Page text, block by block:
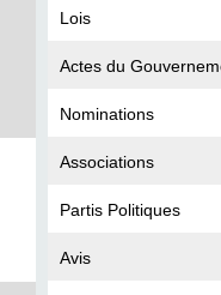
Lois
Actes du
Nominations
Associations
Partis Politiques
Avis